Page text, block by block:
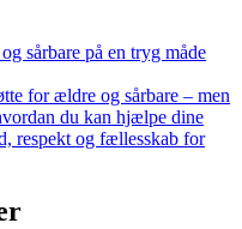
sårbare på en tryg måde
for ældre og sårbare – men
du kan hjælpe dine
respekt og fællesskab for